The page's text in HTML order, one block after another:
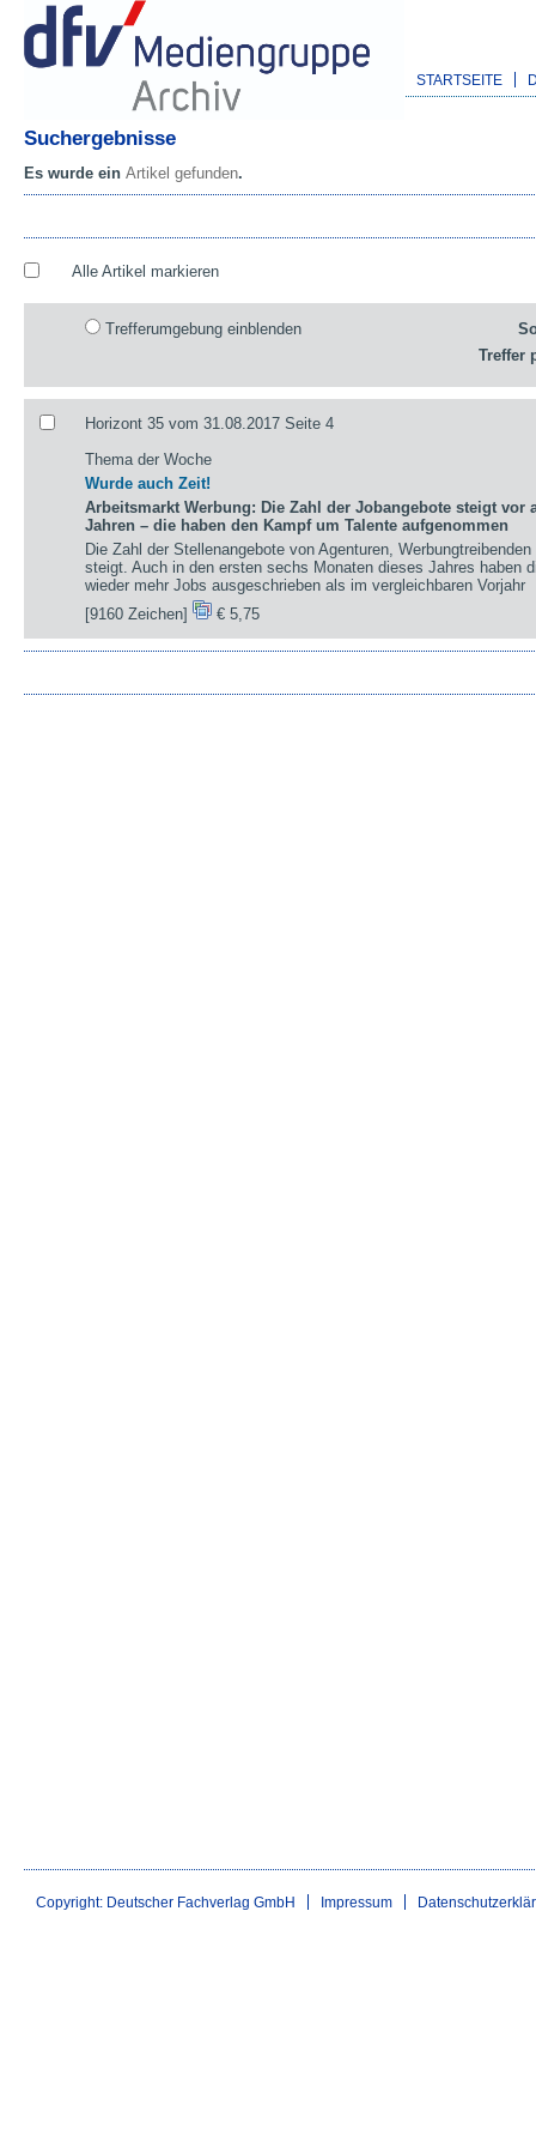
STARTSEITE
Suchergebnisse
Es wurde ein Artikel gefunden.
Alle Artikel markieren
Trefferumgebung einblenden
Treffer
Horizont 35 vom 31.08.2017 Seite 4
Thema der Woche
Wurde auch Zeit!
Arbeitsmarkt Werbung: Die Zahl der Jobangebote steigt vor
Jahren – die haben den Kampf um Talente aufgenommen
Die Zahl der Stellenangebote von Agenturen,
steigt. Auch in den ersten sechs Monaten dieses Jahres haben
wieder mehr Jobs ausgeschrieben als im vergleichbaren Vorjahr
[9160 Zeichen]
€ 5,75
Copyright: Deutscher Fachverlag GmbH Impressum